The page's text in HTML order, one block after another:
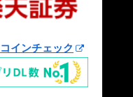
コインチェック